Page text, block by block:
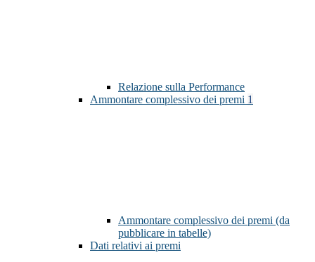
Relazione sulla Performance
Ammontare complessivo dei premi 1
Ammontare complessivo dei premi (da
pubblicare in tabelle)
Dati relativi ai premi